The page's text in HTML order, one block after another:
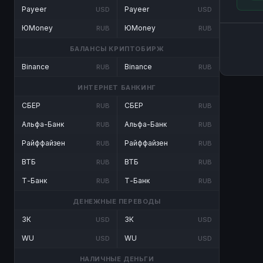
Payeer USD
ЮMoney RUB
Payeer USD
ЮMoney RUB
БАЛАНСЫ КРИПТОБИРЖ
Binance RUB Binance RUB
ИНТЕРНЕТ БАНКИНГ
СБЕР RUB
Альфа-Банк RUB
Райффайзен RUB
ВТБ RUB
Т-Банк RUB
СБЕР RUB
Альфа-Банк RUB
Райффайзен RUB
ВТБ RUB
Т-Банк RUB
ДЕНЕЖНЫЕ ПЕРЕВОДЫ
ЗК USD
WU USD
ЗК USD
WU USD
НАЛИЧНЫЕ ДЕНЬГИ